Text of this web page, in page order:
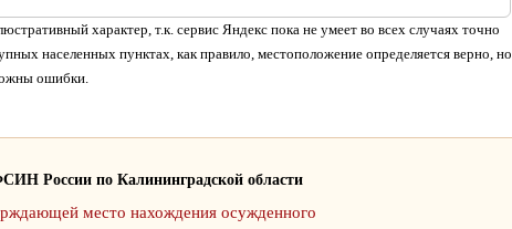
характер, т.к. сервис Яндекс пока не умеет во всех случаях точно
населенных пунктах, как правило, местоположение определяется верно, но
ошибки.
России по Калининградской области
место нахождения осужденного